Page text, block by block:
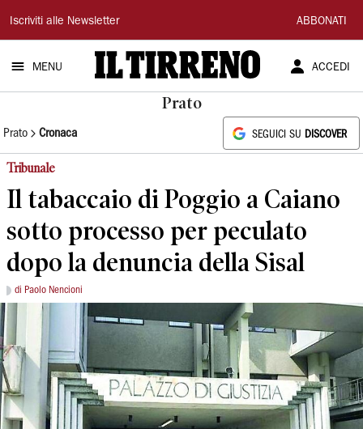
Il
Tirreno
Iscriviti alle Newsletter ABBONATI
MENU ACCEDI
Prato
Prato Cronaca SEGUICI SU DISCOVER
Tribunale
Il tabaccaio di Poggio a Caiano
sotto processo per peculato
dopo la denuncia della Sisal
di Paolo Nencioni